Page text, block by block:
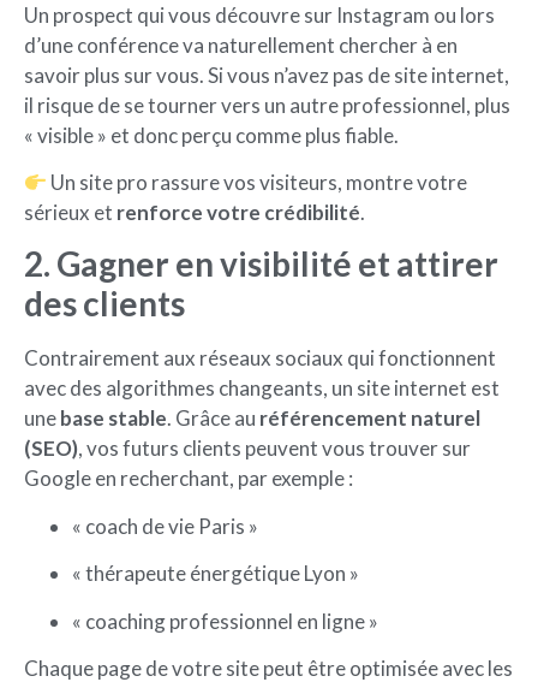
Un prospect qui vous découvre sur Instagram ou lors
d’une conférence va naturellement chercher à en
savoir plus sur vous. Si vous n’avez pas de site internet,
il risque de se tourner vers un autre professionnel, plus
« visible » et donc perçu comme plus fiable.
Un site pro rassure vos visiteurs, montre votre
sérieux et renforce votre crédibilité.
2. Gagner en visibilité et attirer
des clients
Contrairement aux réseaux sociaux qui fonctionnent
avec des algorithmes changeants, un site internet est
unebase stable. Grâce au référencement naturel
(SEO), vos futurs clients peuvent vous trouver sur
Google en recherchant, par exemple :
« coach de vie Paris »
« thérapeute énergétique Lyon »
« coaching professionnel en ligne »
Chaque page de votre site peut être optimisée avec les